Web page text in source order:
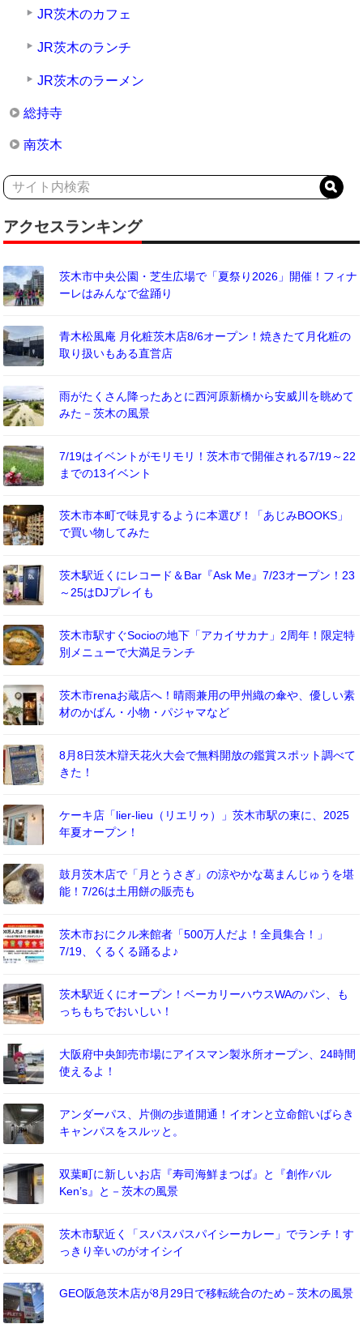
JR茨木のカフェ
JR茨木のランチ
JR茨木のラーメン
総持寺
南茨木
アクセスランキング
茨木市中央公園・芝生広場で「夏祭り2026」開催！フィナ
ーレはみんなで盆踊り
青木松風庵 月化粧茨木店8/6オープン！焼きたて月化粧の
取り扱いもある直営店
雨がたくさん降ったあとに西河原新橋から安威川を眺めて
みた－茨木の風景
7/19はイベントがモリモリ！茨木市で開催される7/19～22
までの13イベント
茨木市本町で味見するように本選び！「あじみBOOKS」
で買い物してみた
茨木駅近くにレコード＆Bar『Ask Me』7/23オープン！23
～25はDJプレイも
茨木市駅すぐSocioの地下「アカイサカナ」2周年！限定特
別メニューで大満足ランチ
茨木市renaお蔵店へ！晴雨兼用の甲州織の傘や、優しい素
材のかばん・小物・パジャマなど
8月8日茨木辯天花火大会で無料開放の鑑賞スポット調べて
きた！
ケーキ店「lier-lieu（リエリゥ）」茨木市駅の東に、2025
年夏オープン！
鼓月茨木店で「月とうさぎ」の涼やかな葛まんじゅうを堪
能！7/26は土用餅の販売も
茨木市おにクル来館者「500万人だよ！全員集合！」
7/19、くるくる踊るよ♪
茨木駅近くにオープン！ベーカリーハウスWAのパン、も
っちもちでおいしい！
大阪府中央卸売市場にアイスマン製氷所オープン、24時間
使えるよ！
アンダーパス、片側の歩道開通！イオンと立命館いばらき
キャンパスをスルッと。
双葉町に新しいお店『寿司海鮮まつば』と『創作バル
Ken’s』と－茨木の風景
茨木市駅近く「スパスパスパイシーカレー」でランチ！す
っきり辛いのがオイシイ
GEO阪急茨木店が8月29日で移転統合のため－茨木の風景